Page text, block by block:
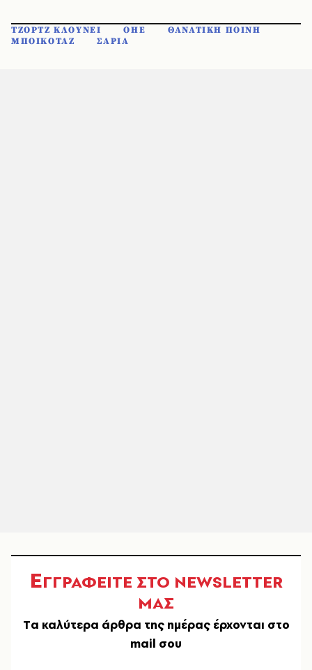
ΤΖΟΡΤΖ ΚΛΟΥΝΕΙ ΟΗΕ
ΘΑΝΑΤΙΚΗ ΠΟΙΝΗ
ΜΠΟΙΚΟΤΑΖ
ΣΑΡΙΑ
ΕΓΓΡΑΦΕΙΤΕ ΣΤΟ NEWSLETTER
ΜΑΣ
Tα καλύτερα άρθρα της ημέρας έρχονται στο
mail σου